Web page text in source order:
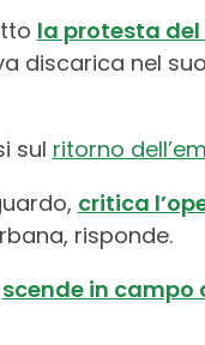
la protesta
discarica nel
sul ritorno
critica
risponde.
scende in campo